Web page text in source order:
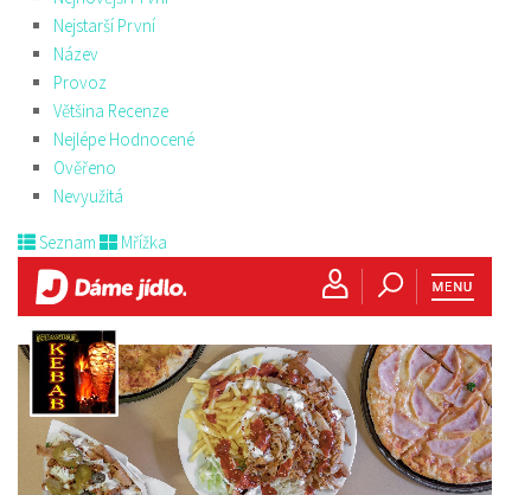
Nejstarší První
Název
Provoz
Většina Recenze
Nejlépe Hodnocené
Ověřeno
Nevyužitá
Seznam Mřížka